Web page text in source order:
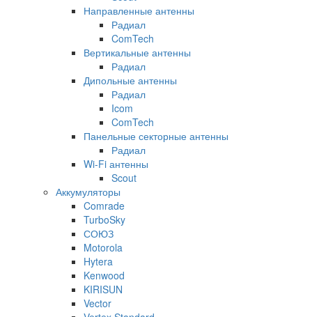
Направленные антенны
Радиал
ComTech
Вертикальные антенны
Радиал
Дипольные антенны
Радиал
Icom
ComTech
Панельные секторные антенны
Радиал
Wi-Fi антенны
Scout
Аккумуляторы
Comrade
TurboSky
СОЮЗ
Motorola
Hytera
Kenwood
KIRISUN
Vector